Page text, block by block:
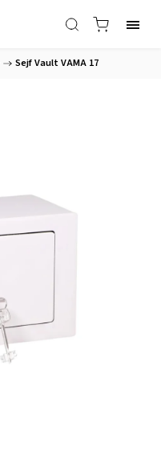
/ Sejf Vault VAMA 17